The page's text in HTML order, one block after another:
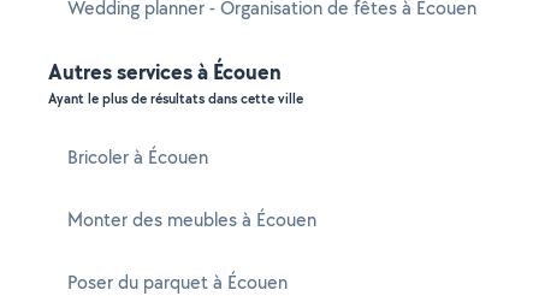
Wedding planner - Organisation de fêtes à Écouen
Autres services à Écouen
Ayant le plus de résultats dans cette ville
Bricoler à Écouen
Monter des meubles à Écouen
Poser du parquet à Écouen